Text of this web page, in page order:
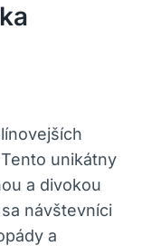
unikátny
a divokou
návštevníci
a